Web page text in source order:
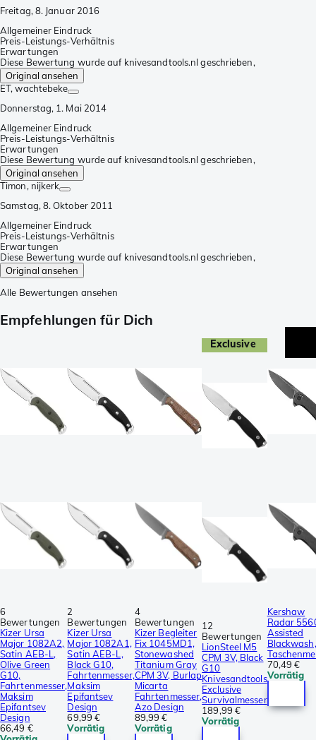
Freitag, 8. Januar 2016
Allgemeiner Eindruck
Preis-Leistungs-Verhältnis
Erwartungen
Diese Bewertung wurde auf knivesandtools.nl geschrieben,
Original ansehen
ET, wachtebeke
Donnerstag, 1. Mai 2014
Allgemeiner Eindruck
Preis-Leistungs-Verhältnis
Erwartungen
Diese Bewertung wurde auf knivesandtools.nl geschrieben,
Original ansehen
Timon, nijkerk
Samstag, 8. Oktober 2011
Allgemeiner Eindruck
Preis-Leistungs-Verhältnis
Erwartungen
Diese Bewertung wurde auf knivesandtools.nl geschrieben,
Original ansehen
Alle Bewertungen ansehen
Empfehlungen für Dich
6
Bewertungen
Kizer Ursa
Major 1082A2,
Satin AEB-L,
Olive Green
G10,
Fahrtenmesser,
Maksim
Epifantsev
Design
66,49 €
2
Bewertungen
Kizer Ursa
Major 1082A1,
Satin AEB-L,
Black G10,
Fahrtenmesser,
Maksim
Epifantsev
Design
69,99 €
Vorrätig
4
Bewertungen
Kizer Begleiter
Fix 1045MD1,
Stonewashed
Titanium Gray
CPM 3V, Burlap
Micarta
Fahrtenmesser,
Azo Design
89,99 €
Vorrätig
Exclusive
12
Bewertungen
LionSteel M5
CPM 3V, Black
G10
Knivesandtools
Exclusive
Survivalmesser
189,99 €
Vorrätig
Kershaw
Radar
Assisted
Blackwash,
70,49 €
Vorrätig